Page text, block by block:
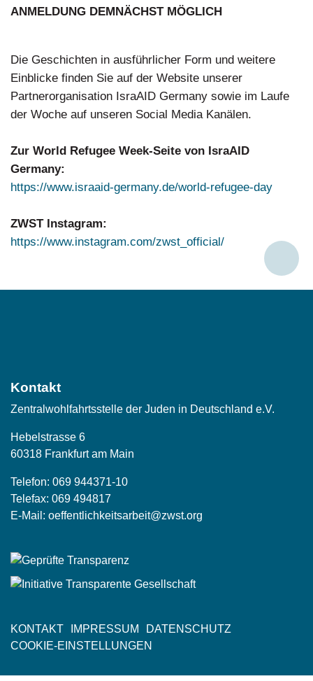
ANMELDUNG DEMNÄCHST MÖGLICH
Die Geschichten in ausführlicher Form und weitere
Einblicke finden Sie auf der Website unserer
Partnerorganisation IsraAID Germany sowie im Laufe
der Woche auf unseren Social Media Kanälen.
Zur World Refugee Week-Seite von IsraAID
Germany:
https://www.israaid-germany.de/world-refugee-day
ZWST Instagram:
https://www.instagram.com/zwst_official/
Kontakt
Zentralwohlfahrtsstelle der Juden in Deutschland e.V.
Hebelstrasse 6
60318 Frankfurt am Main
Telefon: 069 944371-10
Telefax: 069 494817
E-Mail: oeffentlichkeitsarbeit@zwst.org
Fußzeile
KONTAKT IMPRESSUM
DATENSCHUTZ
COOKIE-EINSTELLUNGEN